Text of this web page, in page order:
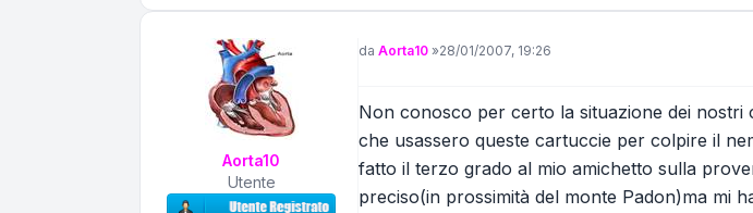
Aorta10
Utente
Messaggio
da Aorta10 »28/01/2007, 19:26
Non conosco per certo la situazione dei
che usassero queste cartuccie per colpire il
fatto il terzo grado al mio amichetto sulla
preciso(in prossimità del monte Padon)ma mi